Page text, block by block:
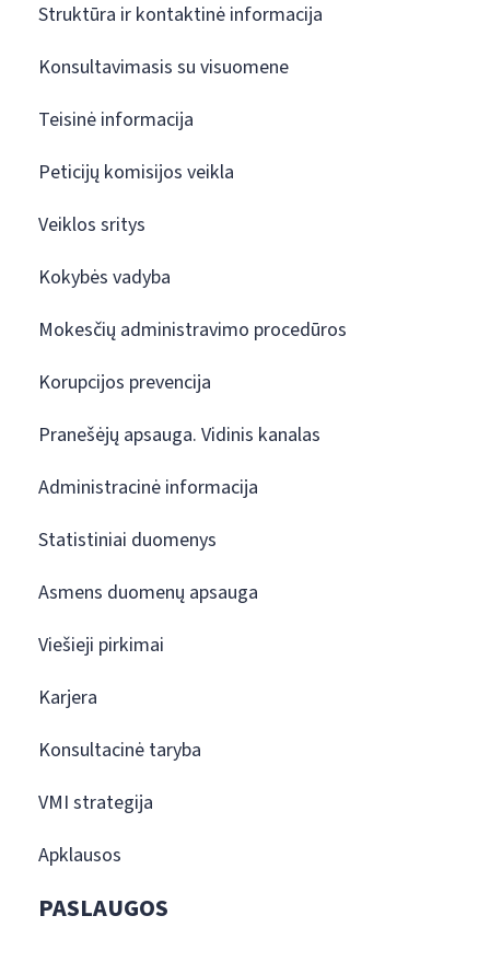
Struktūra ir kontaktinė informacija
Konsultavimasis su visuomene
Teisinė informacija
Peticijų komisijos veikla
Veiklos sritys
Kokybės vadyba
Mokesčių administravimo procedūros
Korupcijos prevencija
Pranešėjų apsauga. Vidinis kanalas
Administracinė informacija
Statistiniai duomenys
Asmens duomenų apsauga
Viešieji pirkimai
Karjera
Konsultacinė taryba
VMI strategija
Apklausos
PASLAUGOS